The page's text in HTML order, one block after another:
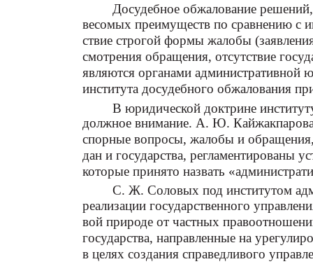
Досудебное обжалование
весомых преимуществ по сравнению с
ствие строгой формы жалобы
смотрения обращения, отсутствие
являются органами
института досудебного обжалования
В юридической доктрине
должное внимание. А. Ю.
спорные вопросы, жалобы и
дан и государства, регламентированы
которые принято назвать
С. Ж. Соловых под институтом
реализации государственного
вой природе от частных
государства, направленные на
в целях создания справедливого